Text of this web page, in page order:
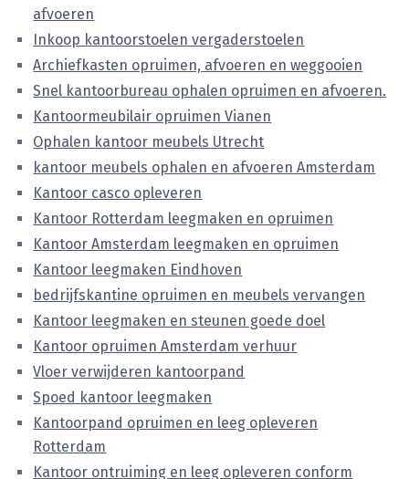
afvoeren
Inkoop kantoorstoelen vergaderstoelen
Archiefkasten opruimen, afvoeren en weggooien
Snel kantoorbureau ophalen opruimen en afvoeren.
Kantoormeubilair opruimen Vianen
Ophalen kantoor meubels Utrecht
kantoor meubels ophalen en afvoeren Amsterdam
Kantoor casco opleveren
Kantoor Rotterdam leegmaken en opruimen
Kantoor Amsterdam leegmaken en opruimen
Kantoor leegmaken Eindhoven
bedrijfskantine opruimen en meubels vervangen
Kantoor leegmaken en steunen goede doel
Kantoor opruimen Amsterdam verhuur
Vloer verwijderen kantoorpand
Spoed kantoor leegmaken
Kantoorpand opruimen en leeg opleveren
Rotterdam
Kantoor ontruiming en leeg opleveren conform